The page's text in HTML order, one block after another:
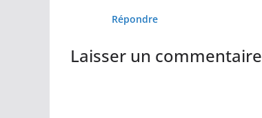
Répondre
Laisser un commentaire